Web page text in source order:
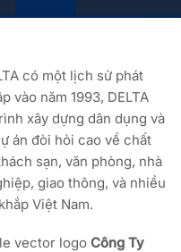
có một lịch sử phát
vào năm 1993, DELTA
xây dựng dân dụng và
án đòi hỏi cao về chất
sạn, văn phòng, nhà
giao thông, và nhiều
Việt Nam.
vector logo Công Ty